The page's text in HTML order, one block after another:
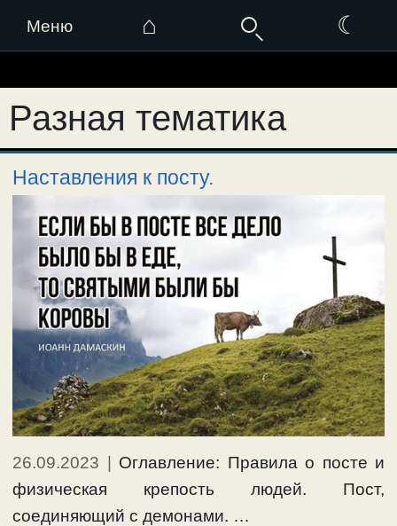
Меню ⌂ ☾
к
содержимому
Разная тематика
Наставления к посту.
26.09.2023 | Оглавление: Правила о посте и
физическая крепость людей. Пост,
соединяющий с демонами. …